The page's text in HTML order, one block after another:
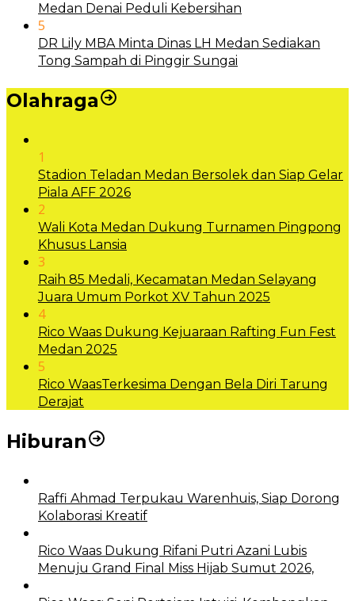
Medan Denai Peduli Kebersihan
5
DR Lily MBA Minta Dinas LH Medan Sediakan
Tong Sampah di Pinggir Sungai
Olahraga
1
Stadion Teladan Medan Bersolek dan Siap Gelar
Piala AFF 2026
2
Wali Kota Medan Dukung Turnamen Pingpong
Khusus Lansia
3
Raih 85 Medali, Kecamatan Medan Selayang
Juara Umum Porkot XV Tahun 2025
4
Rico Waas Dukung Kejuaraan Rafting Fun Fest
Medan 2025
5
Rico WaasTerkesima Dengan Bela Diri Tarung
Derajat
Hiburan
Raffi Ahmad Terpukau Warenhuis, Siap Dorong
Kolaborasi Kreatif
Rico Waas Dukung Rifani Putri Azani Lubis
Menuju Grand Final Miss Hijab Sumut 2026,